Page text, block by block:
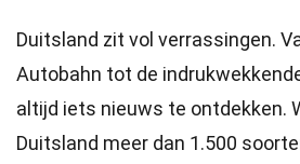
Duitsland zit vol verrassingen.
Autobahn tot de
altijd iets nieuws te ontdekken.
Duitsland meer dan 1.500